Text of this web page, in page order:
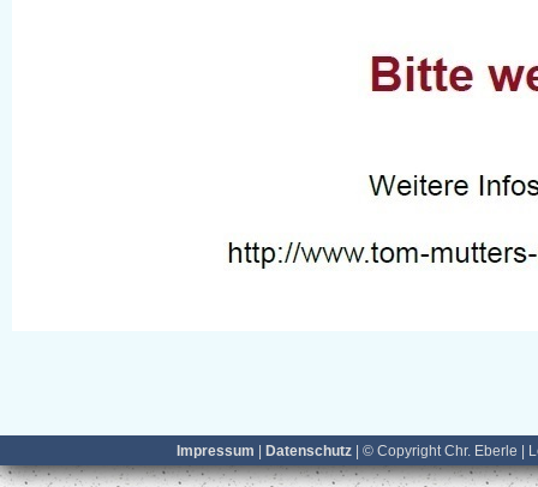
Impressum Datenschutz | © Copyright Chr. Eberle |